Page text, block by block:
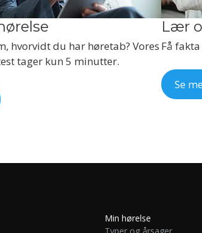
hvorvidt du har høretab? Vores
tager kun 5 minutter.
Lær
Få
Se
Min hørelse